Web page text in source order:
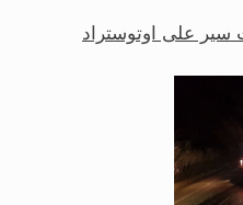
سير على اوتوستراد